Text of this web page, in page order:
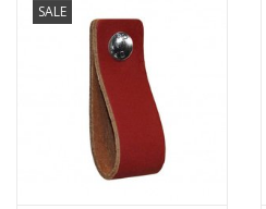
SALE